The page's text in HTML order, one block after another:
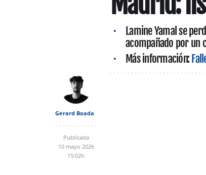
Lamine Yamal se
acompañado por un
Más información:
Gerard Boada
Publicada
10 mayo 2026
15:02h